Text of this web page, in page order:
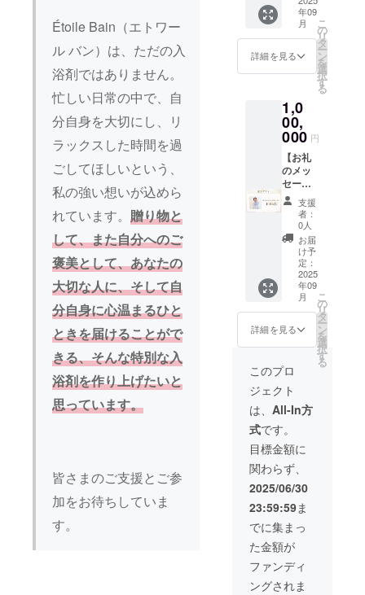
Étoile Bain（エトワー
ル バン）は、ただの入
浴剤ではありません。
忙しい日常の中で、自
分自身を大切にし、リ
ラックスした時間を過
ごしてほしいという、
私の強い想いが込めら
れています。 贈り物と
して、また自分へのご
褒美として、あなたの
大切な人に、そして自
分自身に心温まるひと
ときを届けることがで
きる、そんな特別な入
浴剤を作り上げたいと
思っています。
皆さまのご支援とご参
加をお待ちしていま
す。
くはロ
ゴ／バ
ナーの
掲載 ・
支援
時、必
欄に希
望され
るお名
前をご
記入く
ださ
い。 ロ
ゴやバ
ナーな
どの画
像の受
け渡し
につい
ては、
プロ
ジェク
ト終了
後にお
送りす
るメー
ルをご
確認く
ださ
い。
に、支
援者様
のお名
前（企
業名）
を掲載
す。 ・
掲載期
間：
2025年
10月1
日〜
2025年
12月26
日まで
の3ヶ月
間 ・掲
載方
法：文
字もし
くはロ
ゴ／バ
ナーの
掲載 ・
支援
時、必
ず備考
欄に希
望され
るお名
前をご
記入く
ださ
い。 ロ
ゴやバ
ナーな
どの画
像の受
け渡し
につい
ては、
プロ
ジェク
ト終了
プロ
ジェク
トオー
ナーの
交通
費・滞
リター
ン金額
に含ま
れてい
ます。
・数
量：入
浴剤30
袋 【お
名前掲
載】 入
浴剤の
販売サ
イト
に、支
援者様
のお名
前（企
業名）
を掲載
しま
す。 ・
掲載期
間：
2025年
10月1
日〜
2025年
12月26
日まで
の3ヶ月
間 ・掲
載方
法：文
字もし
くはロ
ゴ／バ
ナーの
セージ
をお送
りしま
す。
【感謝
訪問】
直接訪
問し、
支援御
礼のご
挨拶と
記念品
（入浴
剤とお
礼のお
手紙な
ど）を
提供し
ます。
なお、
プロ
ジェク
トオー
ナーの
交通
費・滞
在費は
リター
ン金額
に含ま
れてい
ます。
・数
量：入
浴剤50
袋 【お
名前掲
載】 入
浴剤の
販売サ
イト
に、支
援者様
のお名
年09
月
詳細を見る
こ
の
リ
タ
ー
ン
を
選
択
す
る
1,0
00,
000 円
【お礼
のメッ
セー
ジ】 感
謝の気
持ちを
込め
て、お
礼の
メッ
セージ
をお送
りしま
す。
【感謝
訪問】
御社へ
直接訪
問し、
支援御
礼のご
挨拶と
記念品
（入浴
剤とお
礼のお
手紙な
ど）を
提供し
ます。
なお、
プロ
ジェク
トオー
支援
者：
0人
お届
け予
定：
2025
年09
月
詳細を見る
こ
の
リ
タ
ー
ン
を
選
択
す
る
このプロ
ジェクト
は、 All-In方
式です。
目標金額に
関わらず、
2025/06/30
23:59:59ま
でに集まっ
た金額が
ファンディ
ングされま